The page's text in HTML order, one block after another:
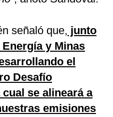
señaló que, junto
y Minas
el
Desafío
cual se alineará a
emisiones